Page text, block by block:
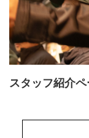
スタッフ紹介